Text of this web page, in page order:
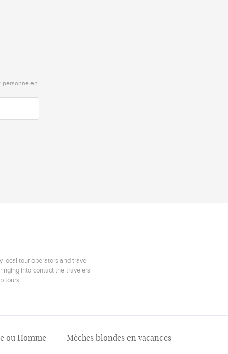
personne en
local tour operators and travel
into contact the travelers
tours.
ou Homme
Mèches blondes en vacances